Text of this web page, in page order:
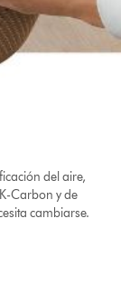
del aire,
Carbon y de
cambiarse.